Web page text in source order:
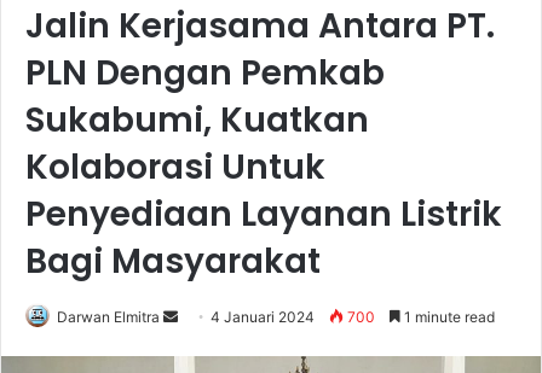
Jalin Kerjasama Antara PT.
PLN Dengan Pemkab
Sukabumi, Kuatkan
Kolaborasi Untuk
Penyediaan Layanan Listrik
Bagi Masyarakat
Darwan Elmitra
Send4 Januari 2024 700 1 minute read